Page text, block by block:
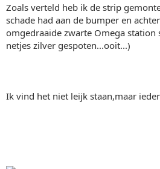
Zoals verteld heb ik de strip
schade had aan de bumper en
omgedraaide zwarte Omega
netjes zilver gespoten...ooit...)
Ik vind het niet leijk staan,maar